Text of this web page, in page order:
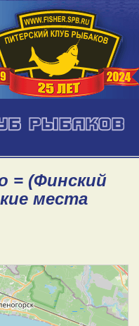
= (Финский
места